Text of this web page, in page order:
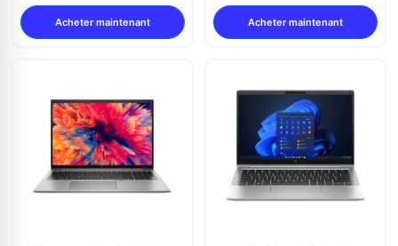
Acheter maintenant Acheter maintenant